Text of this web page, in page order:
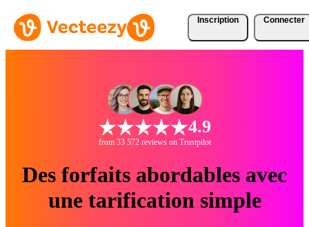
Inscription Connecter
4.9
from 33 572 reviews on Trustpilot
Des forfaits abordables avec
une tarification simple